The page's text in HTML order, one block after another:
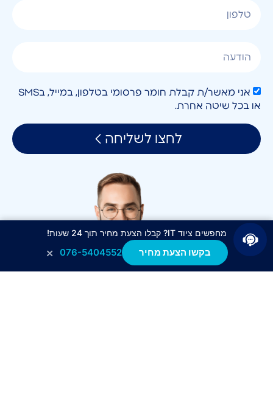
אני מאשר/ת קבלת חומר פרסומי בטלפון, במייל, בSMS
או בכל שיטה אחרת.
לחצו לשליחה
מחפשים ציוד IT? קבלו הצעת מחיר תוך 24 שעות!
בקשו הצעת מחיר 076-5404552
×